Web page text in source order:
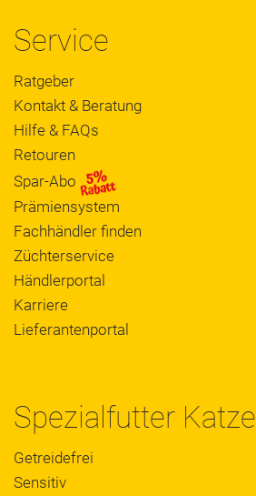
Service
Ratgeber
Kontakt & Beratung
Hilfe & FAQs
Retouren
Spar-Abo
Prämiensystem
Fachhändler finden
Züchterservice
Händlerportal
Karriere
Lieferantenportal
Spezialfutter Katze
Getreidefrei
Sensitiv